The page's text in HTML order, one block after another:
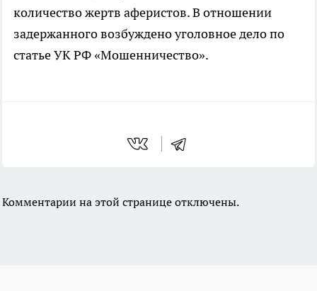
количество жертв аферистов. В отношении
задержанного возбуждено уголовное дело по
статье УК РФ «Мошенничество».
Комментарии на этой странице отключены.